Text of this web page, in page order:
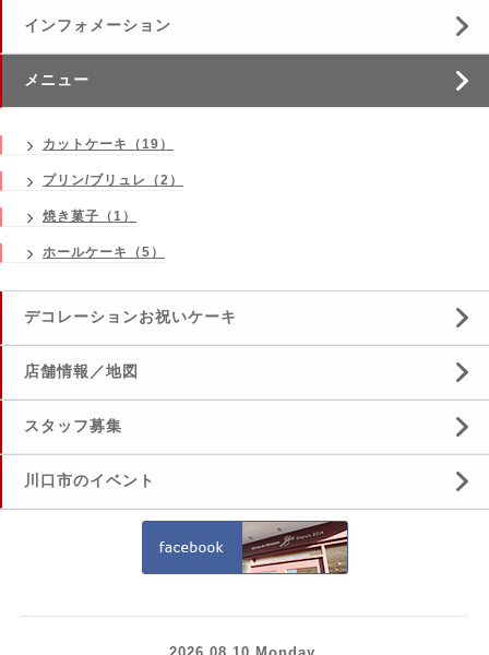
インフォメーション
メニュー
カットケーキ（19）
プリン/ブリュレ（2）
焼き菓子（1）
ホールケーキ（5）
デコレーションお祝いケーキ
店舗情報／地図
スタッフ募集
川口市のイベント